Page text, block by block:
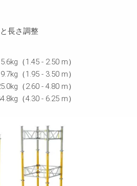
長さ調整
（1.45 - 2.50 m）
（1.95 - 3.50 m）
（2.60 - 4.80 m）
（4.30 - 6.25 m）